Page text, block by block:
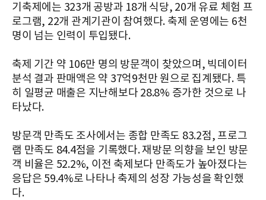
기축제에는 323개 공방과 18개 식당, 20개 유료 체험 프
로그램, 22개 관계기관이 참여했다. 축제 운영에는 6천
명이 넘는 인력이 투입됐다.
축제 기간 약 106만 명의 방문객이 찾았으며, 빅데이터
분석 결과 판매액은 약 37억9천만 원으로 집계됐다. 특
히 일평균 매출은 지난해보다 28.8% 증가한 것으로 나
타났다.
방문객 만족도 조사에서는 종합 만족도 83.2점, 프로그
램 만족도 84.4점을 기록했다. 재방문 의향을 보인 방문
객 비율은 52.2%, 이전 축제보다 만족도가 높아졌다는
응답은 59.4%로 나타나 축제의 성장 가능성을 확인했
다.